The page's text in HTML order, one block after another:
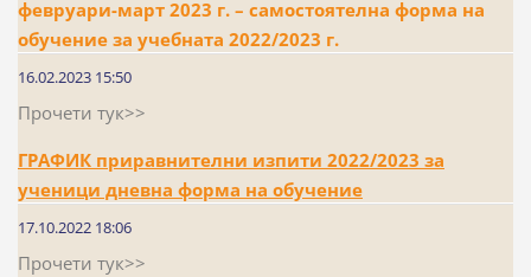
февруари-март 2023 г. – самостоятелна форма на
обучение за учебната 2022/2023 г.
16.02.2023 15:50
Прочети тук>>
ГРАФИК приравнителни изпити 2022/2023 за
ученици дневна форма на обучение
17.10.2022 18:06
Прочети тук>>